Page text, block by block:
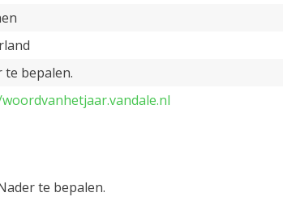
te bepalen.
te bepalen.